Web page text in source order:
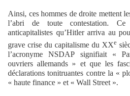
Ainsi, ces hommes de droite mettent
l’abri de toute contestation.
anticapitalistes qu’Hitler arriva au
grave crise du capitalisme du XXe
l’acronyme NSDAP signifiait «
ouvriers allemands » et que les
déclarations tonitruantes contre la «
« haute finance » et « Wall Street ».